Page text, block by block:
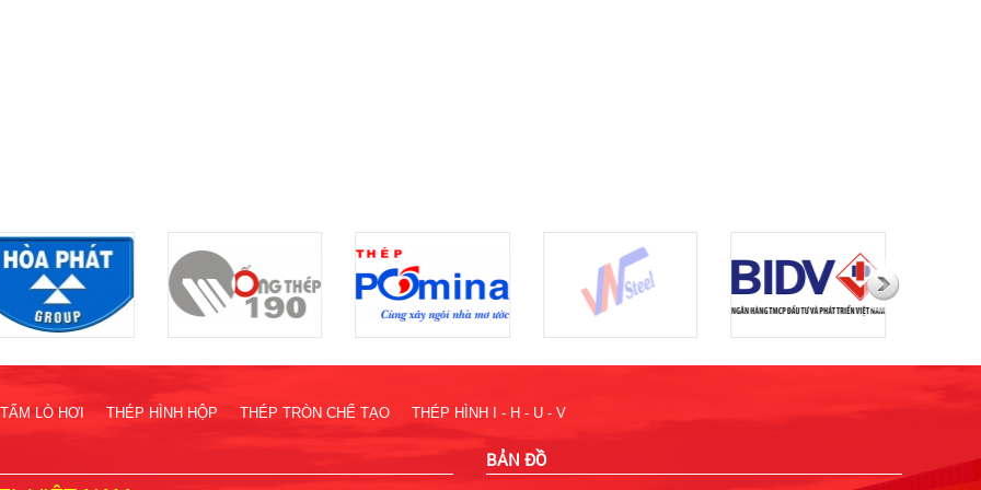
LÒ HƠI THÉP HÌNH HỘP THÉP TRÒN CHẾ TẠO THÉP HÌNH I - H - U - V
BẢN ĐỒ